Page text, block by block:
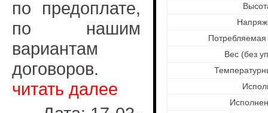
по предоплате,
по нашим
вариантам
договоров.
читать далее
Вес (без